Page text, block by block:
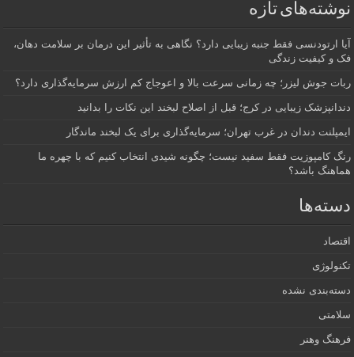
نوشته‌های تازه
آیا ارتودنسی فقط جنبه زیبایی دارد؟ نگاهی به تأثیر این درمان بر سلامت دهان،
فک و کیفیت زندگی
ربات جوش لیزر؛ چه زمانی سرعت بالا و اعوجاج کم ارزش سرمایه‌گذاری دارد؟
دندانپزشک زیبایی در کرج؛ قبل از اصلاح لبخند این نکات را بدانید
ایمپلنت دندان در غرب تهران؛ سرمایه‌گذاری برای یک لبخند ماندگار
رنگ کامپوزیت فقط سفید نیست؛ چگونه شیدی انتخاب کنیم که با چهره ما
هماهنگ باشد؟
دسته‌ها
اقتصاد
تکنولوژی
دسته‌بندی نشده
سلامتی
فرهنگ وهنر